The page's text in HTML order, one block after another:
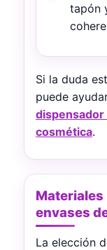
tapón
Si la duda
puede
cosmética.
Materiales
envases
La elección